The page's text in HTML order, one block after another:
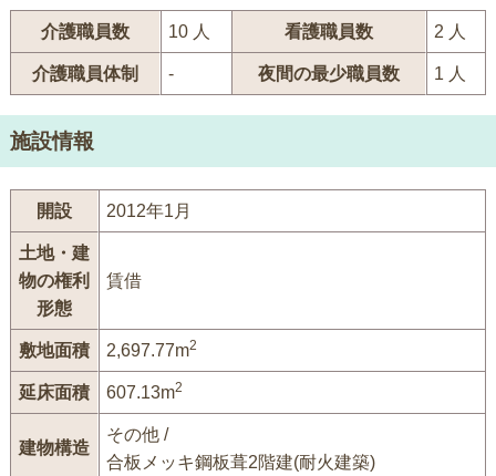
介護職員数 10 人 看護職員数 2 人
介護職員体制 - 夜間の最少職員数 1 人
施設情報
開設 2012年1月
土地・建
物の権利
形態
賃借
敷地面積 2,697.77m2
延床面積 607.13m2
建物構造
その他 /
合板メッキ鋼板葺2階建(耐火建築)